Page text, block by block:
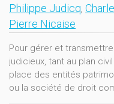
Philippe Judicq,
Pierre Nicaise
Pour gérer et
judicieux, tant au plan
place des entités
ou la société de droit